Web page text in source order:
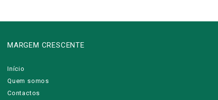
MARGEM CRESCENTE
Início
Quem somos
Contactos